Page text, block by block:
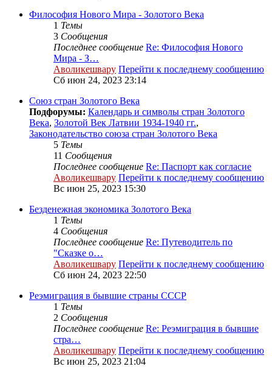
Философия Нового Мира - Золотого Века
1 Темы
3 Сообщения
Последнее сообщение Re: Философия Нового
Мира - З…
Аволикешвару Перейти к последнему сообщению
Сб июн 24, 2023 23:14
Cоюз стран Золотого Века
Подфорумы: Календарь и символы стран Золотого
Века, Золотой Век Латвии 1934-1940 гг.,
Законодательство союза стран Золотого Века
5 Темы
11 Сообщения
Последнее сообщение Re: Паспорт как согласие
Аволикешвару Перейти к последнему сообщению
Вс июн 25, 2023 15:30
Безденежная экономика Золотого Века
1 Темы
4 Сообщения
Последнее сообщение Re: Путеводитель по
"Сказке о…
Аволикешвару Перейти к последнему сообщению
Сб июн 24, 2023 22:50
Реэмиграция в бывшие страны СССР
1 Темы
2 Сообщения
Последнее сообщение Re: Реэмиграция в бывшие
стра…
Аволикешвару Перейти к последнему сообщению
Вс июн 25, 2023 21:04